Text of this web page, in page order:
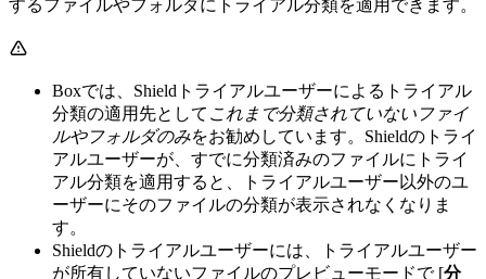
するファイルやフォルダにトライアル分類を適用できます。
Boxでは、Shieldトライアルユーザーによるトライアル
分類の適用先として これまで分類されていないファイ
ルやフォルダのみをお勧めしています。Shieldのトライ
アルユーザーが、すでに分類済みのファイルにトライ
アル分類を適用すると、トライアルユーザー以外のユ
ーザーにそのファイルの分類が表示されなくなりま
す。
Shieldのトライアルユーザーには、トライアルユーザー
が所有していないファイルのプレビューモードで [分